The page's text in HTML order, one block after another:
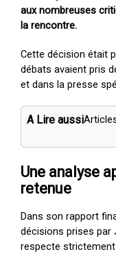
aux nombreuses
la rencontre.
Cette décision était
débats avaient pris
et dans la presse
A Lire aussi
Une analyse
retenue
Dans son rapport
décisions prises par
respecte